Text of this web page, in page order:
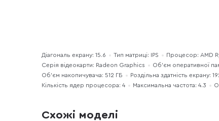
Діагональ екрану: 15.6 Тип матриці: IPS Процесор: AMD
Серія відеокарти: Radeon Graphics
Об’єм оперативної
Об'єм накопичувача: 512 ГБ
Роздільна здатність екрану:
Кількість ядер процесора: 4
Максимальна частота: 4.3
Схожі моделі